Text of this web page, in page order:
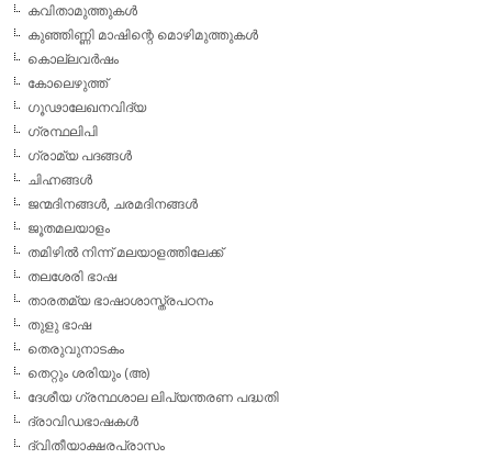
കവിതാമുത്തുകള്‍
കുഞ്ഞിണ്ണി മാഷിന്റെ മൊഴിമുത്തുകള്‍
കൊല്ലവര്‍ഷം
കോലെഴുത്ത്
ഗൂഢാലേഖനവിദ്യ
ഗ്രന്ഥലിപി
ഗ്രാമ്യ പദങ്ങള്‍
ചിഹ്നങ്ങള്‍
ജന്മദിനങ്ങള്‍, ചരമദിനങ്ങള്‍
ജൂതമലയാളം
തമിഴില്‍ നിന്ന് മലയാളത്തിലേക്ക്
തലശേരി ഭാഷ
താരതമ്യ ഭാഷാശാസ്ത്രപഠനം
തുളു ഭാഷ
തെരുവുനാടകം
തെറ്റും ശരിയും (അ)
ദേശീയ ഗ്രന്ഥശാല ലിപ്യന്തരണ പദ്ധതി
ദ്രാവിഡഭാഷകള്‍
ദ്വിതീയാക്ഷരപ്രാസം